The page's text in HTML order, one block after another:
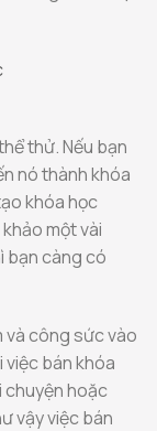
thử. Nếu bạn
nó thành khóa
khóa học
một vài
bạn càng có
và công sức vào
việc bán khóa
hoặc
vậy việc bán